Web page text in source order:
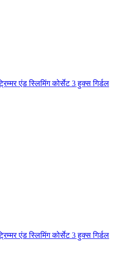
एंड स्लिमिंग कोर्सेट 3 हुक्स गिर्डल
एंड स्लिमिंग कोर्सेट 3 हुक्स गिर्डल